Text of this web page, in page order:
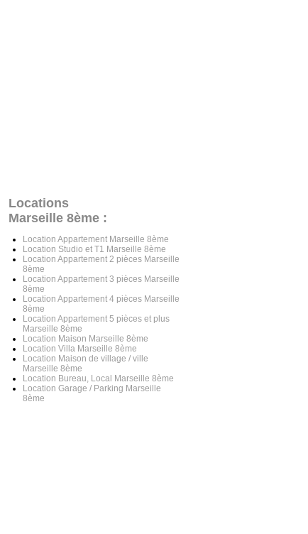
Locations
Marseille 8ème :
Location Appartement Marseille 8ème
Location Studio et T1 Marseille 8ème
Location Appartement 2 pièces Marseille
8ème
Location Appartement 3 pièces Marseille
8ème
Location Appartement 4 pièces Marseille
8ème
Location Appartement 5 pièces et plus
Marseille 8ème
Location Maison Marseille 8ème
Location Villa Marseille 8ème
Location Maison de village / ville
Marseille 8ème
Location Bureau, Local Marseille 8ème
Location Garage / Parking Marseille
8ème